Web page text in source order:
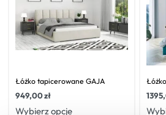
Oceniono na 5
Łóżko tapicerowane GAJA
949,00zł
Wybierz opcje